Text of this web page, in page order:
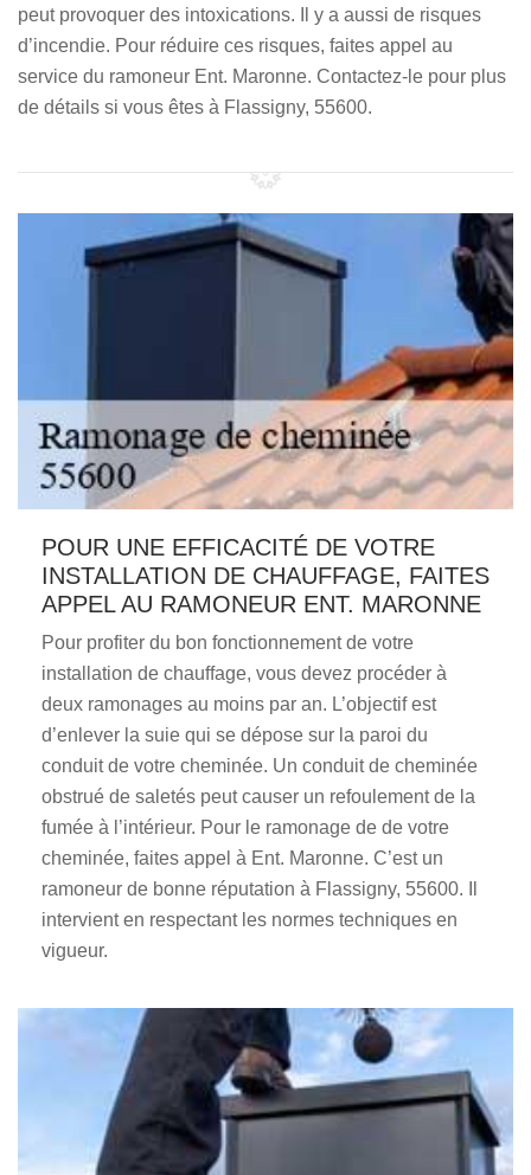
peut provoquer des intoxications. Il y a aussi de risques
d’incendie. Pour réduire ces risques, faites appel au
service du ramoneur Ent. Maronne. Contactez-le pour plus
de détails si vous êtes à Flassigny, 55600.
POUR UNE EFFICACITÉ DE VOTRE
INSTALLATION DE CHAUFFAGE, FAITES
APPEL AU RAMONEUR ENT. MARONNE
Pour profiter du bon fonctionnement de votre
installation de chauffage, vous devez procéder à
deux ramonages au moins par an. L’objectif est
d’enlever la suie qui se dépose sur la paroi du
conduit de votre cheminée. Un conduit de cheminée
obstrué de saletés peut causer un refoulement de la
fumée à l’intérieur. Pour le ramonage de de votre
cheminée, faites appel à Ent. Maronne. C’est un
ramoneur de bonne réputation à Flassigny, 55600. Il
intervient en respectant les normes techniques en
vigueur.